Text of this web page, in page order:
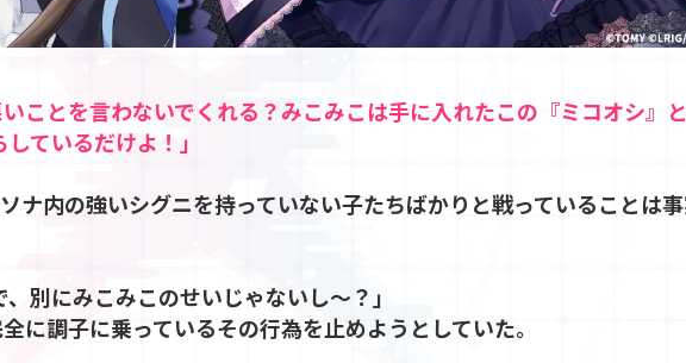
ことを言わないでくれる？みこみこは手に入れたこの『ミコオシ』と
ているだけよ！」
ナ内の強いシグニを持っていない子たちばかりと戦っていることは
別にみこみこのせいじゃないし～？」
に調子に乗っているその行為を止めようとしていた。